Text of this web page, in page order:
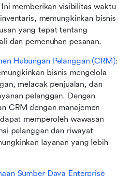
memberikan visibilitas waktu
memungkinkan bisnis
yang tepat tentang
dan pemenuhan pesanan.
Hubungan Pelanggan (CRM):
bisnis mengelola
melacak penjualan, dan
pelanggan. Dengan
CRM dengan manajemen
memperoleh wawasan
pelanggan dan riwayat
layanan yang lebih
Sumber Daya Enterprise